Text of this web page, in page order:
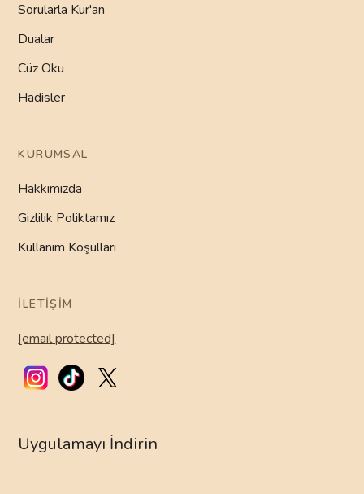
Sorularla Kur'an
Dualar
Cüz Oku
Hadisler
KURUMSAL
Hakkımızda
Gizlilik Poliktamız
Kullanım Koşulları
İLETIŞIM
[email protected]
Uygulamayı İndirin